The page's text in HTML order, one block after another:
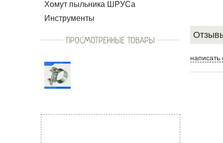
Хомут пыльника ШРУСа
Инструменты
написать
ПРОСМОТРЕННЫЕ ТОВАРЫ